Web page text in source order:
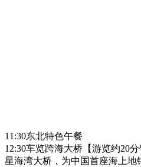
11:30东北特色午餐
12:30车览跨海大桥【游览约20
星海湾大桥，为中国首座海上地